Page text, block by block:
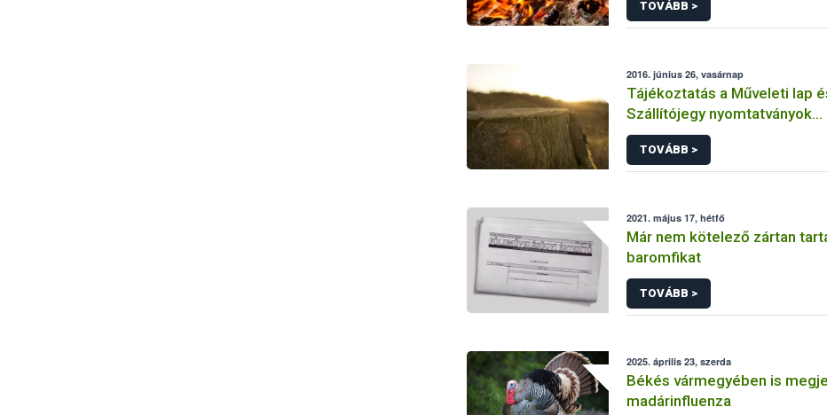
TOVÁBB >
2016. június 26, vasárnap
Tájékoztatás a Műveleti lap
Szállítójegy nyomtatványok
előállításáról
TOVÁBB >
2021. május 17, hétfő
Már nem kötelező zártan
baromfikat
TOVÁBB >
2025. április 23, szerda
Békés vármegyében is
madárinfluenza